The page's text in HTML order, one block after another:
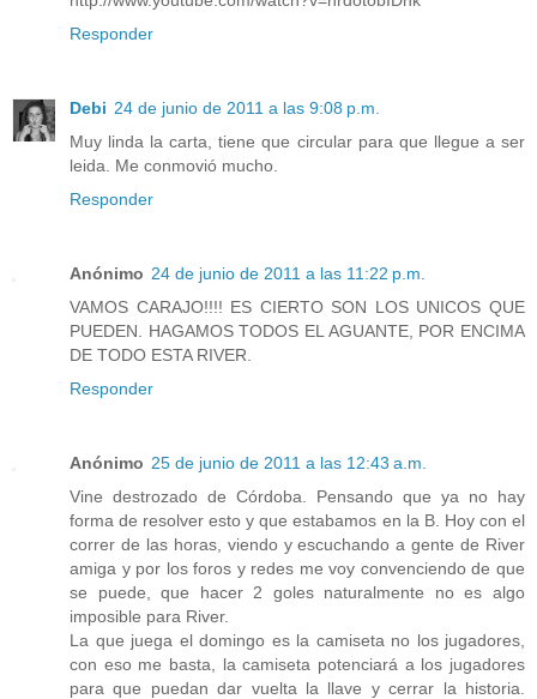
Responder
Debi 24 de junio de 2011 a las 9:08 p.m.
Muy linda la carta, tiene que circular para que llegue a ser
leida. Me conmovió mucho.
Responder
Anónimo 24 de junio de 2011 a las 11:22 p.m.
VAMOS CARAJO!!!! ES CIERTO SON LOS UNICOS QUE
PUEDEN. HAGAMOS TODOS EL AGUANTE, POR ENCIMA
DE TODO ESTA RIVER.
Responder
Anónimo 25 de junio de 2011 a las 12:43 a.m.
Vine destrozado de Córdoba. Pensando que ya no hay
forma de resolver esto y que estabamos en la B. Hoy con el
correr de las horas, viendo y escuchando a gente de River
amiga y por los foros y redes me voy convenciendo de que
se puede, que hacer 2 goles naturalmente no es algo
imposible para River.
La que juega el domingo es la camiseta no los jugadores,
con eso me basta, la camiseta potenciará a los jugadores
para que puedan dar vuelta la llave y cerrar la historia.